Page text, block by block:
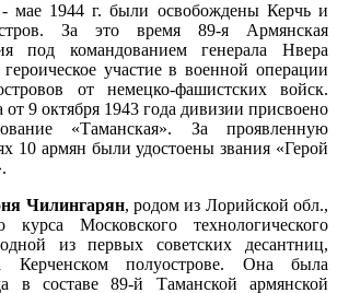
мае 1944 г. были освобождены Керчь и
За это время 89-я Армянская
под командованием генерала Нвера
участие в военной операции
от немецко-фашистских войск.
9 октября 1943 года дивизии присвоено
«Таманская». За проявленную
10 армян были удостоены звания «Герой
Чилингарян, родом из Лорийской обл.,
курса Московского технологического
из первых советских десантниц,
Керченском полуострове. Она была
в составе 89-й Таманской армянской